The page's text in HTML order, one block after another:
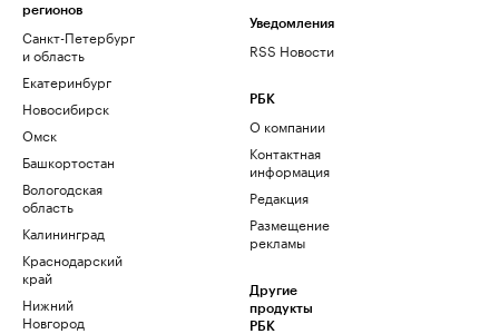
регионов
Санкт-Петербург
и область
Екатеринбург
Новосибирск
Омск
Башкортостан
Вологодская
область
Калининград
Краснодарский
край
Нижний
Новгород
Уведомления
RSS Новости
РБК
О компании
Контактная
информация
Редакция
Размещение
рекламы
Другие
продукты
РБК